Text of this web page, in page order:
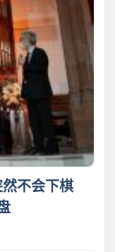
然不会下棋